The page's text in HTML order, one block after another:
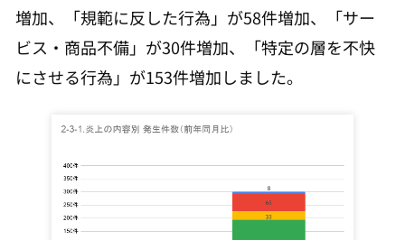
増加、「規範に反した行為」が58件増加、「サー
ビス・商品不備」が30件増加、「特定の層を不快
にさせる行為」が153件増加しました。